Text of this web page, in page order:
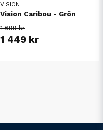
VISION
Vision Caribou - Grön
1 699 kr
1 449 kr